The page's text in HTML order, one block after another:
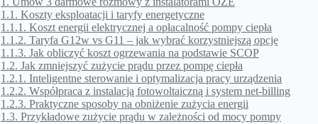
1.1. Koszty eksploatacji i taryfy energetyczne
1.1.1. Koszt energii elektrycznej a opłacalność pompy ciepła
1.1.2. Taryfa G12w vs G11 – jak wybrać korzystniejszą opcję
1.1.3. Jak obliczyć koszt ogrzewania na podstawie SCOP
1.2. Jak zmniejszyć zużycie prądu przez pompę ciepła
1.2.1. Inteligentne sterowanie i optymalizacja pracy urządzenia
1.2.2. Współpraca z instalacją fotowoltaiczną i system net-billing
1.2.3. Praktyczne sposoby na obniżenie zużycia energii
1.3. Przykładowe zużycie prądu w zależności od mocy pompy